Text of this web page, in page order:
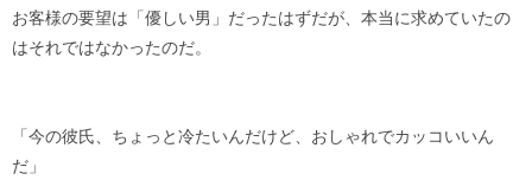
お客様の要望は「優しい男」だったはずだが、本当に求めていたの
はそれではなかったのだ。
「今の彼氏、ちょっと冷たいんだけど、おしゃれでカッコいいん
だ」